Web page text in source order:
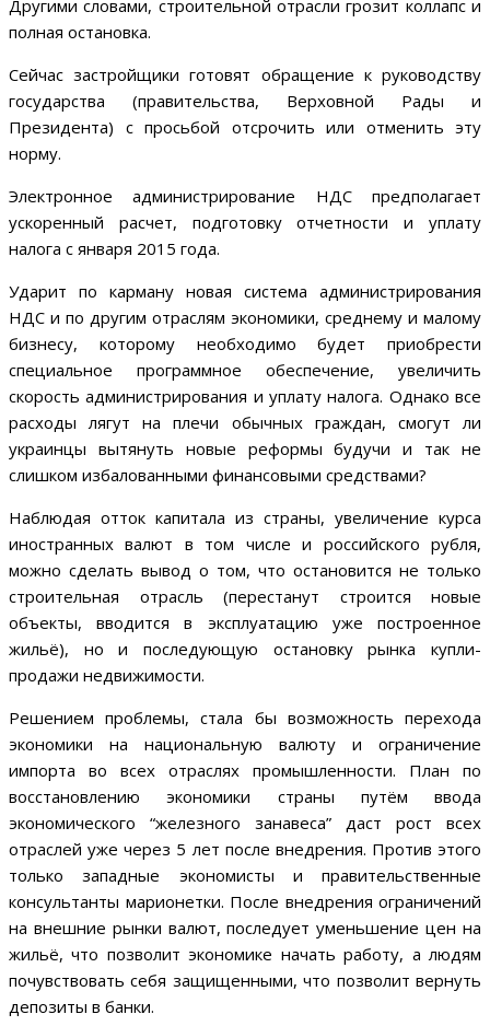
Другими словами, строительной отрасли грозит коллапс и
полная остановка.
Сейчас застройщики готовят обращение к руководству
государства (правительства, Верховной Рады и
Президента) с просьбой отсрочить или отменить эту
норму.
Электронное администрирование НДС предполагает
ускоренный расчет, подготовку отчетности и уплату
налога с января 2015 года.
Ударит по карману новая система администрирования
НДС и по другим отраслям экономики, среднему и малому
бизнесу, которому необходимо будет приобрести
специальное программное обеспечение, увеличить
скорость администрирования и уплату налога. Однако все
расходы лягут на плечи обычных граждан, смогут ли
украинцы вытянуть новые реформы будучи и так не
слишком избалованными финансовыми средствами?
Наблюдая отток капитала из страны, увеличение курса
иностранных валют в том числе и российского рубля,
можно сделать вывод о том, что остановится не только
строительная отрасль (перестанут строится новые
объекты, вводится в эксплуатацию уже построенное
жильё), но и последующую остановку рынка купли-
продажи недвижимости.
Решением проблемы, стала бы возможность перехода
экономики на национальную валюту и ограничение
импорта во всех отраслях промышленности. План по
восстановлению экономики страны путём ввода
экономического “железного занавеса” даст рост всех
отраслей уже через 5 лет после внедрения. Против этого
только западные экономисты и правительственные
консультанты марионетки. После внедрения ограничений
на внешние рынки валют, последует уменьшение цен на
жильё, что позволит экономике начать работу, а людям
почувствовать себя защищенными, что позволит вернуть
депозиты в банки.